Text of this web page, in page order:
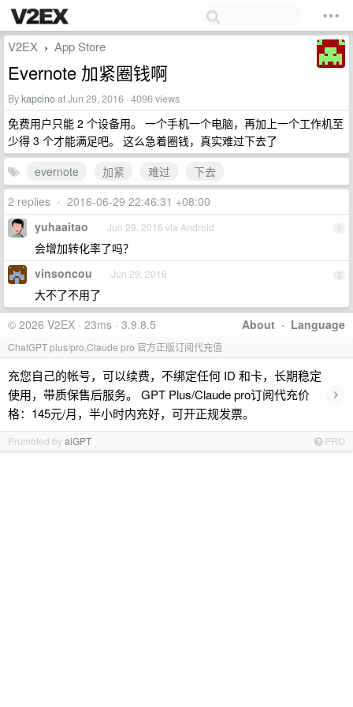
V2EX › App Store
Evernote 加紧圈钱啊
Bykapcinoat Jun 29, 2016 · 4096 views
免费用户只能 2 个设备用。 一个手机一个电脑，再加上一个工作机至
少得 3 个才能满足吧。 这么急着圈钱，真实难过下去了
evernote
加紧 难过
下去
2 replies • 2016-06-29 22:46:31 +08:00
1
yuhaaitao Jun 29, 2016 via Android
会增加转化率了吗？
2
vinsoncou Jun 29, 2016
大不了不用了
About · Language
© 2026 V2EX · 23ms · 3.9.8.5
ChatGPT plus/pro,Claude pro 官方正版订阅代充值
充您自己的帐号，可以续费，不绑定任何 ID 和卡，长期稳定
使用，带质保售后服务。 GPT Plus/Claude pro订阅代充价
格：145元/月，半小时内充好，可开正规发票。
›
Promoted byaiGPT PRO